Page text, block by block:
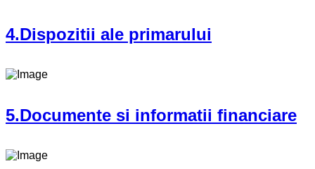
4.Dispozitii ale primarului
5.Documente si informatii financiare